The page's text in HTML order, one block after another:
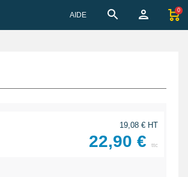
AIDE
0
19,08 € HT
22,90 € ttc